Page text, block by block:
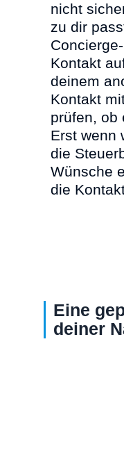
nicht
zu dir
Kontakt
deinem
Kontakt
prüfen, ob
Erst wenn
die
Wünsche
die
Eine
deiner